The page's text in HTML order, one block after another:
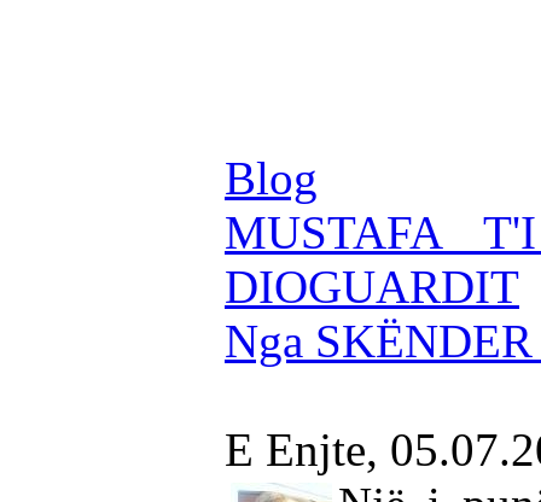
Blog
MUSTAFA
DIOGUARDIT
Nga
E Enjte,